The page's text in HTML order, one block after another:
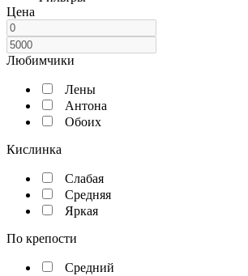
Цена
Любимчики
Лены
Антона
Обоих
Кислинка
Слабая
Средняя
Яркая
По крепости
Средний